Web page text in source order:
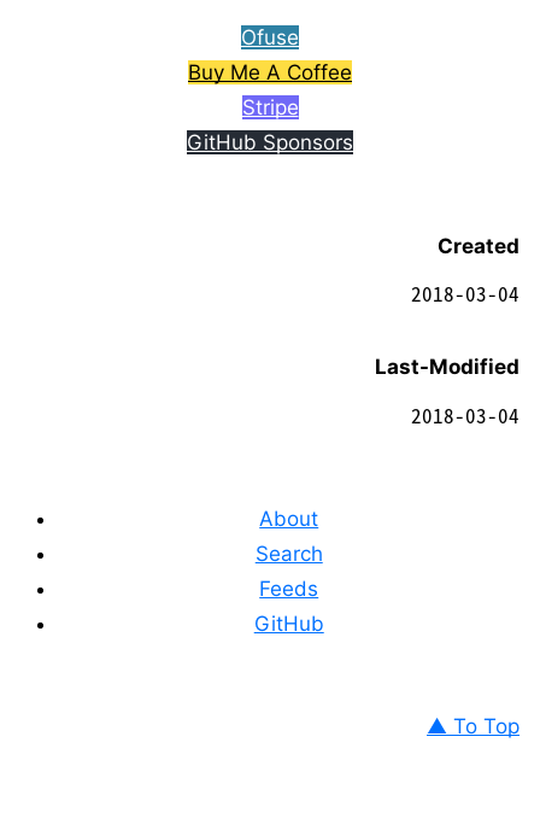
Ofuse
Buy Me A Coffee
Stripe
GitHub Sponsors
Created
2018-03-04
Last-Modified
2018-03-04
About
Search
Feeds
GitHub
▲ To Top